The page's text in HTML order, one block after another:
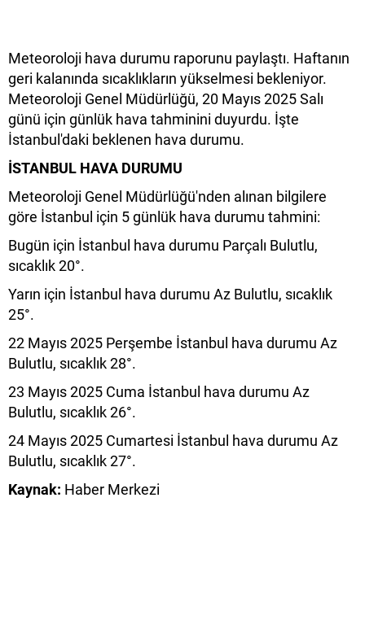
Meteoroloji hava durumu raporunu paylaştı. Haftanın
geri kalanında sıcaklıkların yükselmesi bekleniyor.
Meteoroloji Genel Müdürlüğü, 20 Mayıs 2025 Salı
günü için günlük hava tahminini duyurdu. İşte
İstanbul'daki beklenen hava durumu.
İSTANBUL HAVA DURUMU
Meteoroloji Genel Müdürlüğü'nden alınan bilgilere
göre İstanbul için 5 günlük hava durumu tahmini:
Bugün için İstanbul hava durumu Parçalı Bulutlu,
sıcaklık 20°.
Yarın için İstanbul hava durumu Az Bulutlu, sıcaklık
25°.
22 Mayıs 2025 Perşembe İstanbul hava durumu Az
Bulutlu, sıcaklık 28°.
23 Mayıs 2025 Cuma İstanbul hava durumu Az
Bulutlu, sıcaklık 26°.
24 Mayıs 2025 Cumartesi İstanbul hava durumu Az
Bulutlu, sıcaklık 27°.
Kaynak: Haber Merkezi